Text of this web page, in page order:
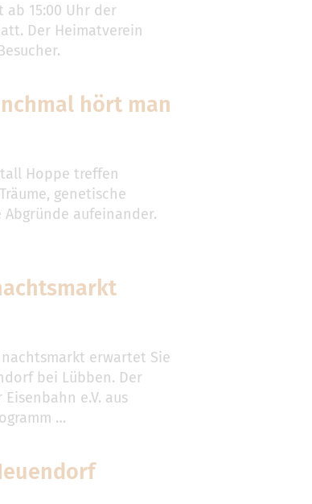
ab 15:00 Uhr der
Der Heimatverein
hört man
Hoppe treffen
genetische
aufeinander.
erwartet Sie
bei Lübben. Der
e.V. aus
…